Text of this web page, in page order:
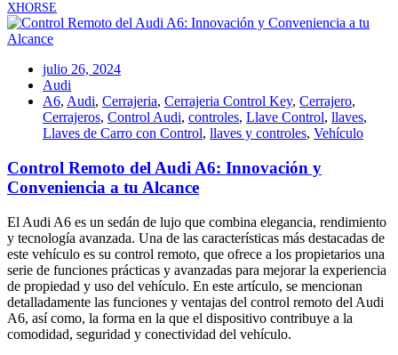
XHORSE
julio 26, 2024
Audi
A6, Audi, Cerrajeria, Cerrajeria Control Key, Cerrajero,
Cerrajeros, Control Audi, controles, Llave Control, llaves,
Llaves de Carro con Control, llaves y controles, Vehículo
Control Remoto del Audi A6: Innovación y
Conveniencia a tu Alcance
El Audi A6 es un sedán de lujo que combina elegancia, rendimiento
y tecnología avanzada. Una de las características más destacadas de
este vehículo es su control remoto, que ofrece a los propietarios una
serie de funciones prácticas y avanzadas para mejorar la experiencia
de propiedad y uso del vehículo. En este artículo, se mencionan
detalladamente las funciones y ventajas del control remoto del Audi
A6, así como, la forma en la que el dispositivo contribuye a la
comodidad, seguridad y conectividad del vehículo.